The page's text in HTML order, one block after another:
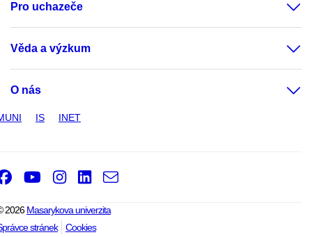
Pro uchazeče
Věda a výzkum
O nás
IS INET
2026Masarykova univerzita
stránek
Cookies
Facebook
Youtube
Instagram
LinkedIn
e-